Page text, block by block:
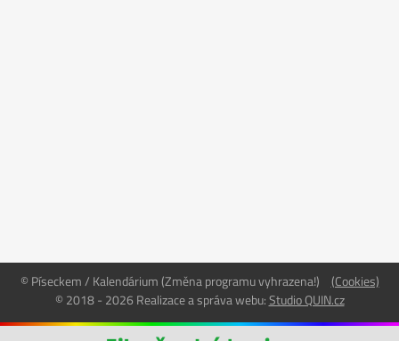
© Píseckem / Kalendárium (Změna programu vyhrazena!)
(Cookies)
© 2018 - 2026 Realizace a správa webu:Studio QUIN.cz